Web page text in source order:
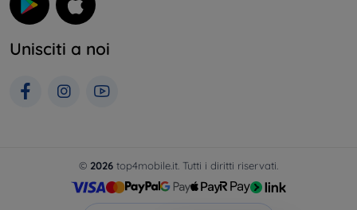
Unisciti a noi
© 2026 top4mobile.it. Tutti i diritti riservati.